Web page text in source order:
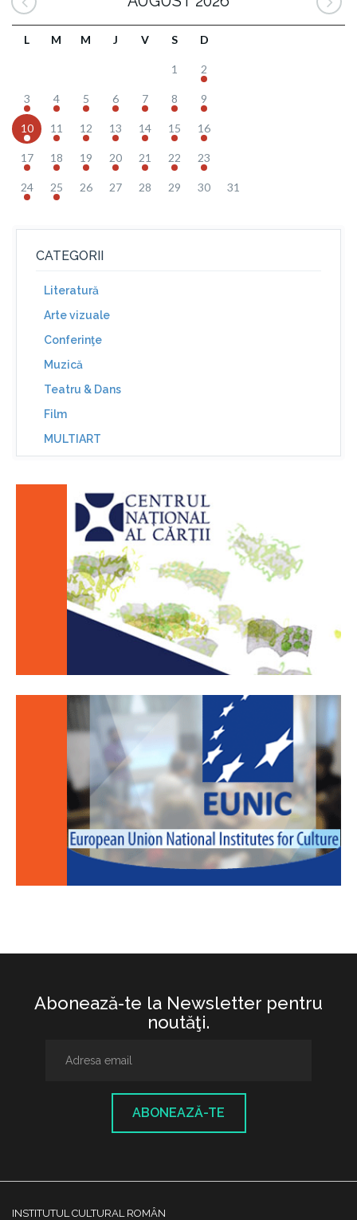
L M M J V S D
1 2
3 4 5 6 7 8 9
10 11 12 13 14 15 16
17 18 19 20 21 22 23
24 25 26 27 28 29 30 31
CATEGORII
Literatură
Arte vizuale
Conferinţe
Muzică
Teatru & Dans
Film
MULTIART
Abonează-te la Newsletter pentru
noutăţi.
ABONEAZĂ-TE
INSTITUTUL CULTURAL ROMÂN